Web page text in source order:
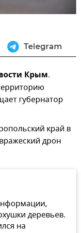
Telegram
Крым.
губернатор
край в
дрон
деревьев.
на